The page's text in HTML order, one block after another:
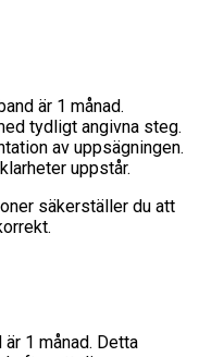
är 1 månad.
tydligt angivna steg.
av uppsägningen.
uppstår.
säkerställer du att
1 månad. Detta